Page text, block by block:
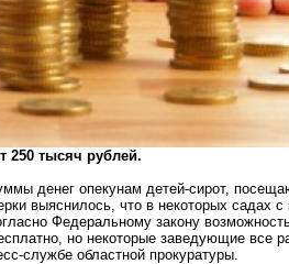
250 тысяч рублей.
денег опекунам детей-сирот,
выяснилось, что в некоторых садах
Федеральному закону
но некоторые заведующие все
службе областной прокуратуры.